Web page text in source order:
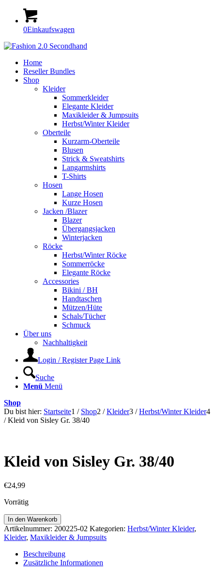
0Einkaufswagen
Home
Reseller Bundles
Shop
Kleider
Sommerkleider
Elegante Kleider
Maxikleider & Jumpsuits
Herbst/Winter Kleider
Oberteile
Kurzarm-Oberteile
Blusen
Strick & Sweatshirts
Langarmshirts
T-Shirts
Hosen
Lange Hosen
Kurze Hosen
Jacken /Blazer
Blazer
Übergangsjacken
Winterjacken
Röcke
Herbst/Winter Röcke
Sommerröcke
Elegante Röcke
Accessories
Bikini / BH
Handtaschen
Mützen/Hüte
Schals/Tücher
Schmuck
Über uns
Nachhaltigkeit
Login / Register Page Link
Suche
Menü Menü
Shop
Du bist hier: Startseite1 / Shop2 / Kleider3 / Herbst/Winter Kleider4
/ Kleid von Sisley Gr. 38/40
Kleid von Sisley Gr. 38/40
€24,99
Vorrätig
Kleid
von
Sisley
38/40
Menge
In den Warenkorb
Artikelnummer: 200225-02 Kategorien: Herbst/Winter Kleider,
Kleider, Maxikleider & Jumpsuits
Beschreibung
Zusätzliche Informationen